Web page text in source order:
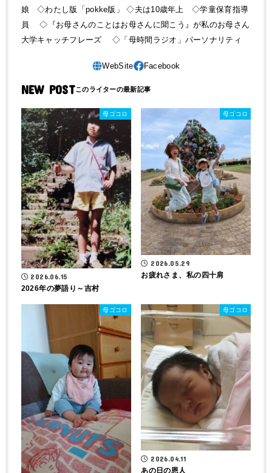
娘 ◇わたし版「pokke版」 ◇夫は10歳年上 ◇学童保育指導
員 ◇『お母さんのことはお母さんに聞こう』が私のお母さん
大学キャッチフレーズ ◇「母時間ラジオ」パーソナリティ
NEW POST
母ゴコロ
2026.06.15
2026年の夢語り～吉村
母ゴコロ
2026.05.29
お疲れさま、私の四十肩
母ゴコロ 母ゴコロ
2026.04.11
あの日の恩人